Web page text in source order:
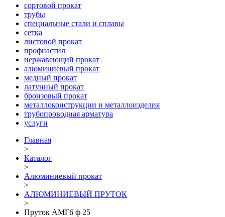
сортовой прокат
трубы
специальные стали и сплавы
сетка
листовой прокат
профнастил
нержавеющий прокат
алюминиевый прокат
медный прокат
латунный прокат
бронзовый прокат
металлоконструкции и металлоизделия
трубопроводная арматура
услуги
Главная
>
Каталог
>
Алюминиевый прокат
>
АЛЮМИНИЕВЫЙ ПРУТОК
>
Пруток АМГ6 ф 25